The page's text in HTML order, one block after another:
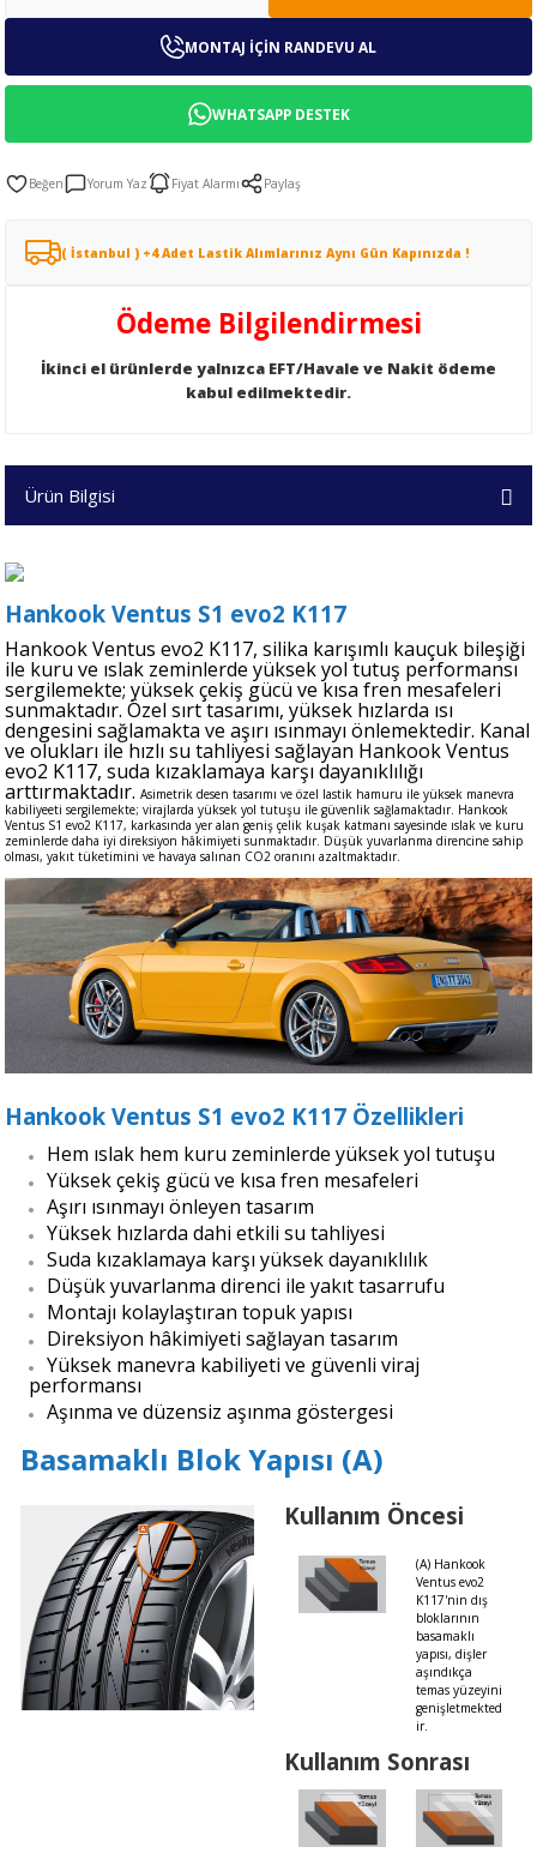
MONTAJ İÇİN RANDEVU AL
WHATSAPP DESTEK
Yorum Yaz Fiyat Alarmı Paylaş
( İstanbul ) +4 Adet Lastik Alımlarınız Aynı Gün Kapınızda !
Ödeme Bilgilendirmesi
İkinci el ürünlerde yalnızca EFT/Havale ve Nakit ödeme
kabul edilmektedir.
Ürün Bilgisi
Hankook Ventus S1 evo2 K117
Hankook Ventus evo2 K117, silika karışımlı kauçuk bileşiği
ile kuru ve ıslak zeminlerde yüksek yol tutuş performansı
sergilemekte; yüksek çekiş gücü ve kısa fren mesafeleri
sunmaktadır. Özel sırt tasarımı, yüksek hızlarda ısı
dengesini sağlamakta ve aşırı ısınmayı önlemektedir. Kanal
ve olukları ile hızlı su tahliyesi sağlayan Hankook Ventus
evo2 K117, suda kızaklamaya karşı dayanıklılığı
arttırmaktadır. Asimetrik desen tasarımı ve özel lastik hamuru ile yüksek manevra
kabiliyeeti sergilemekte; virajlarda yüksek yol tutuşu ile güvenlik sağlamaktadır. Hankook
Ventus S1 evo2 K117, karkasında yer alan geniş çelik kuşak katmanı sayesinde ıslak ve kuru
zeminlerde daha iyi direksiyon hâkimiyeti sunmaktadır. Düşük yuvarlanma direncine sahip
olması, yakıt tüketimini ve havaya salınan CO2 oranını azaltmaktadır.
Hankook Ventus S1 evo2 K117 Özellikleri
Hem ıslak hem kuru zeminlerde yüksek yol tutuşu
Yüksek çekiş gücü ve kısa fren mesafeleri
Aşırı ısınmayı önleyen tasarım
Yüksek hızlarda dahi etkili su tahliyesi
Suda kızaklamaya karşı yüksek dayanıklılık
Düşük yuvarlanma direnci ile yakıt tasarrufu
Montajı kolaylaştıran topuk yapısı
Direksiyon hâkimiyeti sağlayan tasarım
Yüksek manevra kabiliyeti ve güvenli viraj
performansı
Aşınma ve düzensiz aşınma göstergesi
Basamaklı Blok Yapısı (A)
Kullanım Öncesi
(A) Hankook
Ventus evo2
K117'nin dış
bloklarının
basamaklı
yapısı, dişler
aşındıkça
temas yüzeyini
genişletmekted
ir.
Kullanım Sonrası